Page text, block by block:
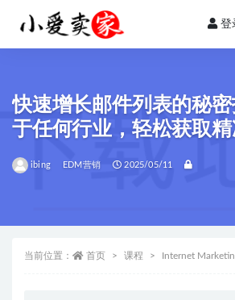
登
快速增长邮件列表的秘
于任何行业，轻松获取精
ibing EDM营销 2025/05/11
当前位置： 首页 课程 Internet